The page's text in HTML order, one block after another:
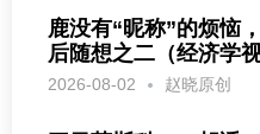
鹿没有“昵称”的烦
后随想之二（经济学视
2026-08-02 赵晓原创